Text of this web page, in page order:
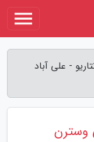
- علی آباد
وسترن